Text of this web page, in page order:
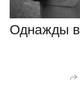
Однажды